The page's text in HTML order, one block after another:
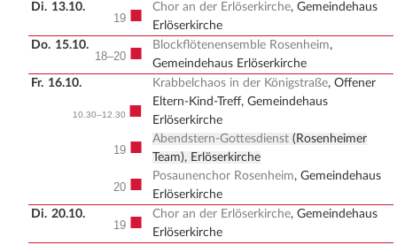
Di. 13.10.
19 ■ Chor an der Erlöserkirche, Gemeindehaus
Erlöserkirche
Do. 15.10.
18–20 ■ Blockflötenensemble Rosenheim,
Gemeindehaus Erlöserkirche
Fr. 16.10.
10.30–12.30 ■
Krabbelchaos in der Königstraße, Offener
Eltern-Kind-Treff, Gemeindehaus
Erlöserkirche
19 ■ Abendstern-Gottesdienst (Rosenheimer
Team), Erlöserkirche
20 ■ Posaunenchor Rosenheim, Gemeindehaus
Erlöserkirche
Di. 20.10.
19 ■ Chor an der Erlöserkirche, Gemeindehaus
Erlöserkirche